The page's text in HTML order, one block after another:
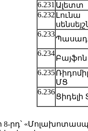
6.231 Ալետտ
6.232Լունա
6.233
6.234
Բայֆոն
6.235
ՄՑ
6.236
Ցիդելի
րդ՝